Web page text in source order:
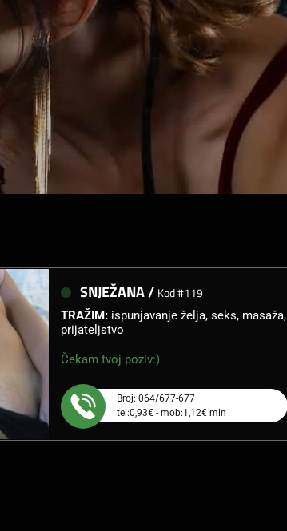
SNJEŽANA / Kod #119
TRAŽIM: ispunjavanje želja, seks, masaža,
prijateljstvo
Čekam tvoj poziv:)
Broj: 064/677-677
tel:0,93€ - mob:1,12€ min